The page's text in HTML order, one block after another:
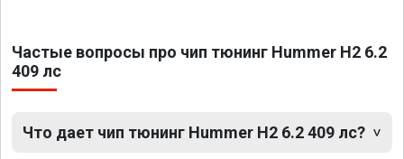
Частые вопросы про чип тюнинг Hummer H2 6.2
409 лс
Что дает чип тюнинг Hummer H2 6.2 409 лс?